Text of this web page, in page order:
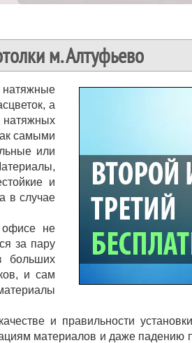
м. Алтуфьево
а
самыми
или
и
в случае
не
за пару
больших
и сам
и правильности
материалов и даже падению